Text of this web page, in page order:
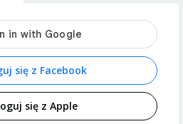
się z Facebook
się z Apple